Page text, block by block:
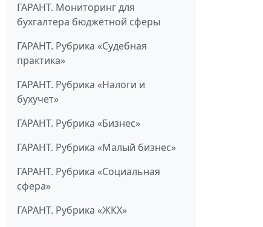
ГАРАНТ. Мониторинг для
бухгалтера бюджетной сферы
ГАРАНТ. Рубрика «Судебная
практика»
ГАРАНТ. Рубрика «Налоги и
бухучет»
ГАРАНТ. Рубрика «Бизнес»
ГАРАНТ. Рубрика «Малый бизнес»
ГАРАНТ. Рубрика «Социальная
сфера»
ГАРАНТ. Рубрика «ЖКХ»